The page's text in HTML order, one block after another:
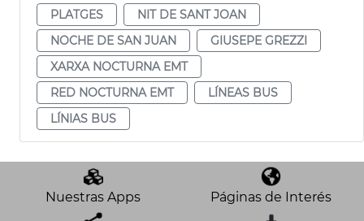
PLATGES
NIT DE SANT JOAN
NOCHE DE SAN JUAN
GIUSEPE GREZZI
XARXA NOCTURNA EMT
RED NOCTURNA EMT
LÍNEAS BUS
LÍNIAS BUS
Nuestras Apps Páginas de Interés